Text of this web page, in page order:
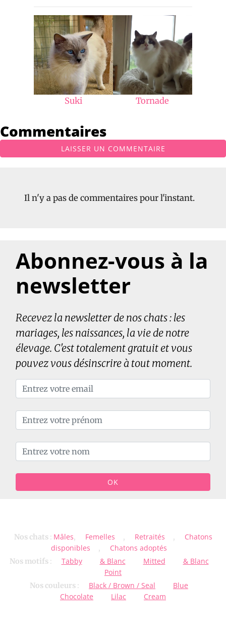
Suki Tornade
Commentaires
LAISSER UN COMMENTAIRE
Il n'y a pas de commentaires pour l'instant.
Abonnez-vous à la
newsletter
Recevez la newsletter de nos chats : les
mariages, les naissances, la vie de notre
élevage. C'est totalement gratuit et vous
pouvez vous désinscrire à tout moment.
OK
Nos chats: Mâles, Femelles , Retraités ,
Chatons
disponibles
, Chatons adoptés
Nos motifs: Tabby & Blanc Mitted
& Blanc
Point
Nos couleurs : Black / Brown / Seal
Blue
Chocolate
Lilac Cream